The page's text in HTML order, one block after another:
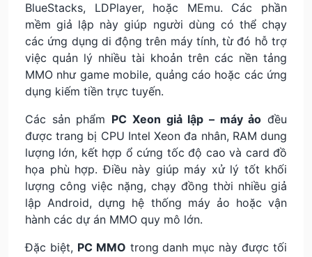
BlueStacks, LDPlayer, hoặc MEmu. Các phần
mềm giả lập này giúp người dùng có thể chạy
các ứng dụng di động trên máy tính, từ đó hỗ trợ
việc quản lý nhiều tài khoản trên các nền tảng
MMO như game mobile, quảng cáo hoặc các ứng
dụng kiếm tiền trực tuyến.
Các sản phẩm PC Xeon giả lập – máy ảo đều
được trang bị CPU Intel Xeon đa nhân, RAM dung
lượng lớn, kết hợp ổ cứng tốc độ cao và card đồ
họa phù hợp. Điều này giúp máy xử lý tốt khối
lượng công việc nặng, chạy đồng thời nhiều giả
lập Android, dựng hệ thống máy ảo hoặc vận
hành các dự án MMO quy mô lớn.
Đặc biệt, PC MMO trong danh mục này được tối